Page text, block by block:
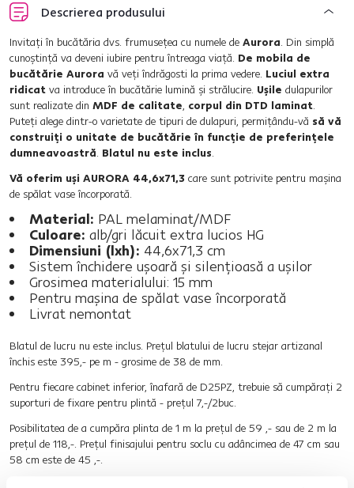
Descrierea produsului
Invitaţi în bucătăria dvs. frumuseţea cu numele de Aurora. Din simplă
cunoştinţă va deveni iubire pentru întreaga viaţă. De mobila de
bucătărie Aurora vă veţi îndrăgosti la prima vedere. Luciul extra
ridicat va introduce în bucătărie lumină şi strălucire. Uşile dulapurilor
sunt realizate din MDF de calitate, corpul din DTD laminat.
Puteţi alege dintr-o varietate de tipuri de dulapuri, permiţându-vă să vă
construiţi o unitate de bucătărie în funcţie de preferinţele
dumneavoastră. Blatul nu este inclus.
Vă oferim uşi AURORA 44,6x71,3 care sunt potrivite pentru maşina
de spălat vase încorporată.
Material: PAL melaminat/MDF
Culoare: alb/gri lăcuit extra lucios HG
Dimensiuni (lxh): 44,6x71,3 cm
Sistem închidere uşoară şi silenţioasă a uşilor
Grosimea materialului: 15 mm
Pentru maşina de spălat vase încorporată
Livrat nemontat
Blatul de lucru nu este inclus. Preţul blatului de lucru stejar artizanal
închis este 395,- pe m - grosime de 38 de mm.
Pentru fiecare cabinet inferior, înafară de D25PZ, trebuie să cumpăraţi 2
suporturi de fixare pentru plintă - preţul 7,-/2buc.
Posibilitatea de a cumpăra plinta de 1 m la preţul de 59 ,- sau de 2 m la
preţul de 118,-. Preţul finisajului pentru soclu cu adâncimea de 47 cm sau
58 cm este de 45 ,-.
chiuvete, baterii şi